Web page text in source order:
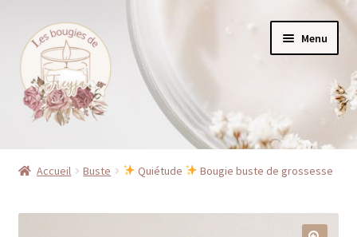
Aller
à
la
navigation
Aller
au
contenu
Menu
Accueil Buste Quiétude Bougie buste de grossesse